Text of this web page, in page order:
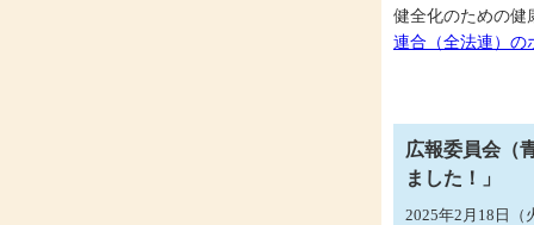
健全化のための健
連合（全法連）の
広報委員会（
ました！」
2025年2月18日（